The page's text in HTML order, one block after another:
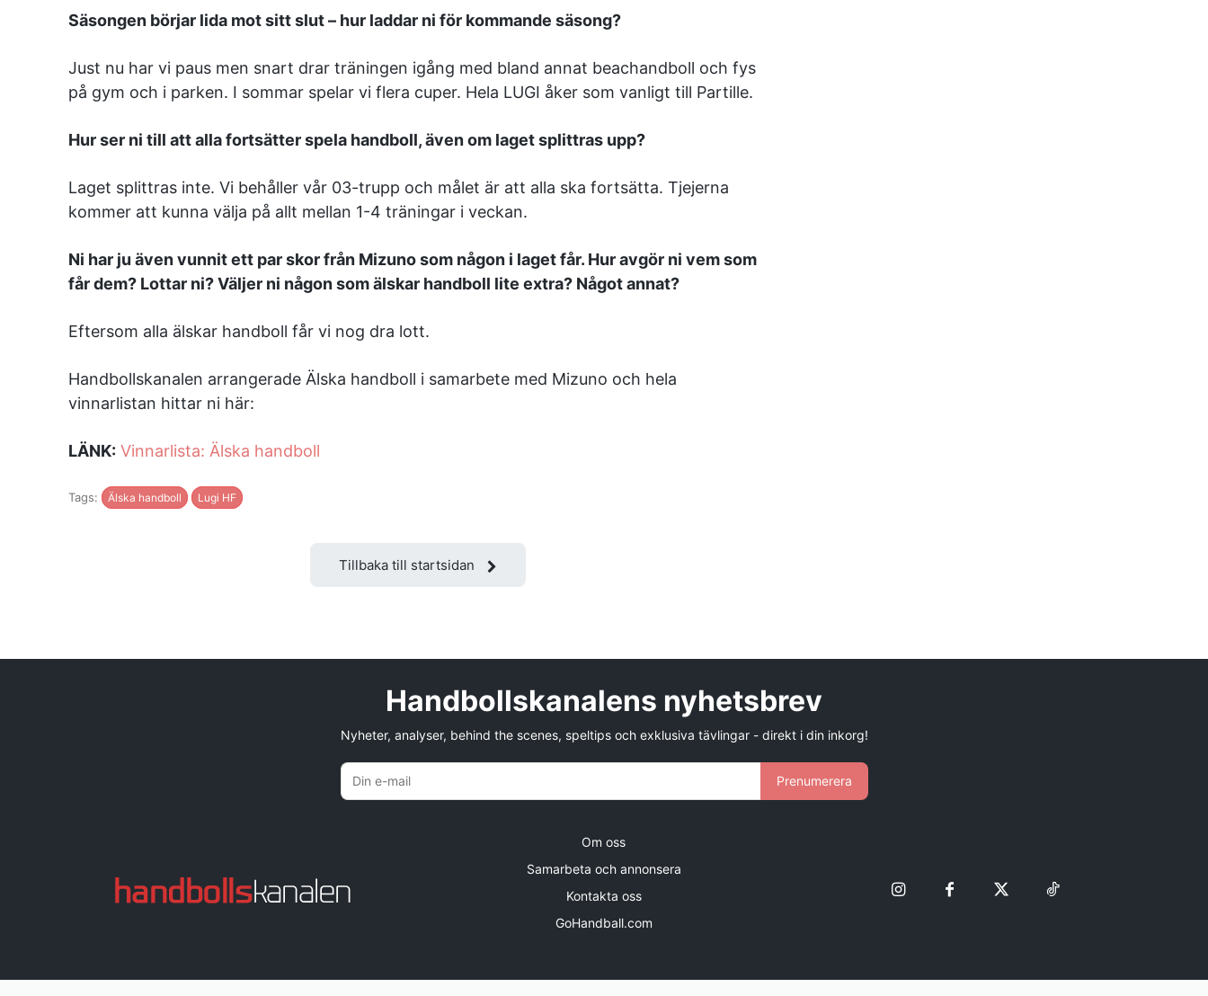
Säsongen börjar lida mot sitt slut – hur laddar ni för kommande säsong?
Just nu har vi paus men snart drar träningen igång med bland annat beachandboll och fys
på gym och i parken. I sommar spelar vi flera cuper. Hela LUGI åker som vanligt till Partille.
Hur ser ni till att alla fortsätter spela handboll, även om laget splittras upp?
Laget splittras inte. Vi behåller vår 03-trupp och målet är att alla ska fortsätta. Tjejerna
kommer att kunna välja på allt mellan 1-4 träningar i veckan.
Ni har ju även vunnit ett par skor från Mizuno som någon i laget får. Hur avgör ni vem som
får dem? Lottar ni? Väljer ni någon som älskar handboll lite extra? Något annat?
Eftersom alla älskar handboll får vi nog dra lott.
Handbollskanalen arrangerade Älska handboll i samarbete med Mizuno och hela
vinnarlistan hittar ni här:
LÄNK: Vinnarlista: Älska handboll
Tags: Älska handboll Lugi HF
Tillbaka till startsidan
Handbollskanalens nyhetsbrev
Nyheter, analyser, behind the scenes, speltips och exklusiva tävlingar - direkt i din inkorg!
Prenumerera
Om oss
Samarbeta och annonsera
Kontakta oss
GoHandball.com